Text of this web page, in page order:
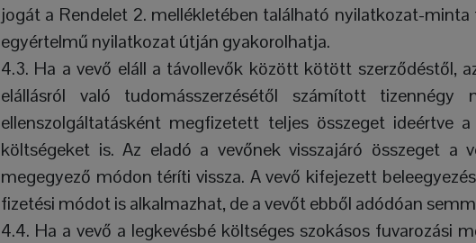
jogát a Rendelet 2. mellékletében található nyilatkozat-minta
egyértelmű nyilatkozat útján gyakorolhatja.
4.3. Ha a vevő eláll a távollevők között kötött szerződéstől,
elállásról való tudomásszerzésétől számított
ellenszolgáltatásként megfizetett teljes összeget ideértve
költségeket is. Az eladó a vevőnek visszajáró összeget a
megegyező módon téríti vissza. A vevő kifejezett
fizetési módot is alkalmazhat, de a vevőt ebből adódóan
4.4. Ha a vevő a legkevésbé költséges szokásos fuvarozási